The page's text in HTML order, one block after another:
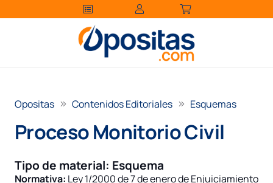
Opositas Contenidos Editoriales Esquemas
Proceso Monitorio Civil
Tipo de material: Esquema
Normativa: Ley 1/2000 de 7 de enero de Enjuiciamiento